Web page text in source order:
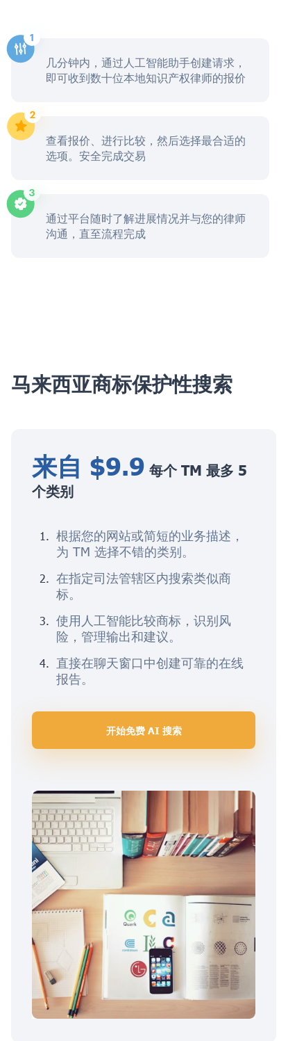
几分钟内，通过人工智能助手创建请求，
即可收到数十位本地知识产权律师的报价
查看报价、进行比较，然后选择最合适的
选项。安全完成交易
通过平台随时了解进展情况并与您的律师
沟通，直至流程完成
马来西亚商标保护性搜索
来自 $9.9 每个 TM 最多 5
个类别
根据您的网站或简短的业务描述，
为 TM 选择不错的类别。
在指定司法管辖区内搜索类似商
标。
使用人工智能比较商标，识别风
险，管理输出和建议。
直接在聊天窗口中创建可靠的在线
报告。
开始免费 AI 搜索